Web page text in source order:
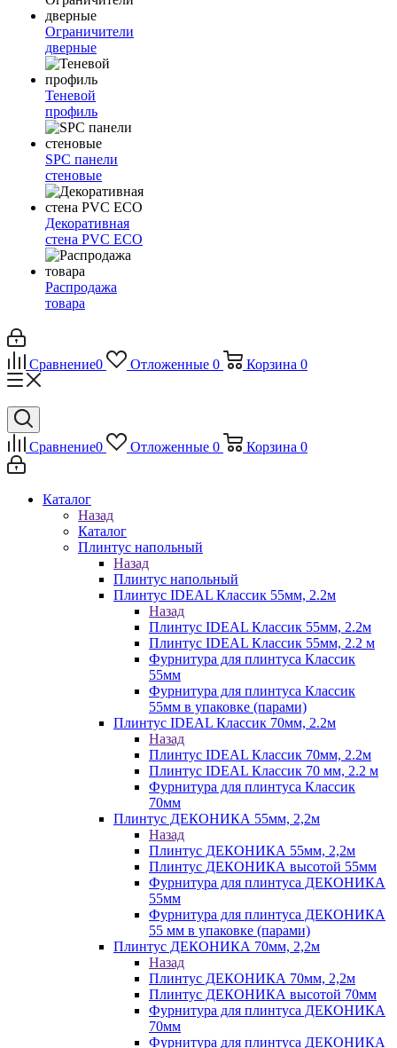
Ограничители
дверные
Теневой
профиль
SPC панели
стеновые
Декоративная
стена PVC ECO
Распродажа
товара
Сравнение0 Отложенные 0 Корзина 0
Сравнение0 Отложенные 0 Корзина 0
Каталог
Назад
Каталог
Плинтус напольный
Назад
Плинтус напольный
Плинтус IDEAL Классик 55мм, 2.2м
Назад
Плинтус IDEAL Классик 55мм, 2.2м
Плинтус IDEAL Классик 55мм, 2.2 м
Фурнитура для плинтуса Классик
55мм
Фурнитура для плинтуса Классик
55мм в упаковке (парами)
Плинтус IDEAL Классик 70мм, 2.2м
Назад
Плинтус IDEAL Классик 70мм, 2.2м
Плинтус IDEAL Классик 70 мм, 2.2 м
Фурнитура для плинтуса Классик
70мм
Плинтус ДЕКОНИКА 55мм, 2,2м
Назад
Плинтус ДЕКОНИКА 55мм, 2,2м
Плинтус ДЕКОНИКА высотой 55мм
Фурнитура для плинтуса ДЕКОНИКА
55мм
Фурнитура для плинтуса ДЕКОНИКА
55 мм в упаковке (парами)
Плинтус ДЕКОНИКА 70мм, 2,2м
Назад
Плинтус ДЕКОНИКА 70мм, 2,2м
Плинтус ДЕКОНИКА высотой 70мм
Фурнитура для плинтуса ДЕКОНИКА
70мм
Фурнитура для плинтуса ДЕКОНИКА